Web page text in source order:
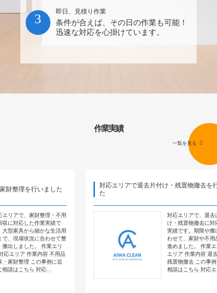
即日、見積り作業
条件が合えば、その日の作業も可能！
迅速な対応を心掛けています。
3
作業実績
一覧を見る
いました
財整理・不用
作業実績で
細かな生活用
に合わせて整
。 作業エリ
内容 不用品
の事例に近
対応…
対応エリアで退去片付け・残置物撤去を行いまし
対応エリアで、退去に伴う片付
け・残置物撤去に対応した作業
実績です。期限や搬出条件に合
わせて、家財や不用品の搬出を
進めました。 作業エリア 対応
エリア 作業内容 退去片付け・
残置物撤去 この事例に近いご
相談はこちら 対応エ…